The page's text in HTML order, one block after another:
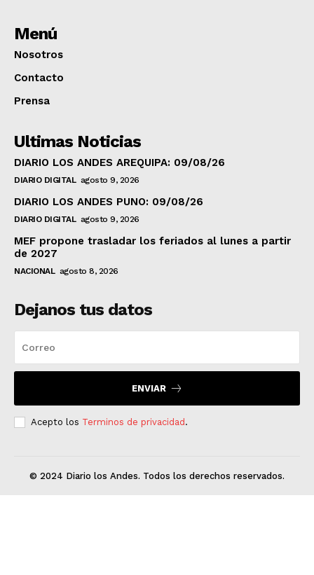
Menú
Nosotros
Contacto
Prensa
Ultimas Noticias
DIARIO LOS ANDES AREQUIPA: 09/08/26
DIARIO DIGITAL agosto 9, 2026
DIARIO LOS ANDES PUNO: 09/08/26
DIARIO DIGITAL agosto 9, 2026
MEF propone trasladar los feriados al lunes a partir
de 2027
NACIONAL agosto 8, 2026
Dejanos tus datos
ENVIAR
Acepto los Terminos de privacidad.
© 2024 Diario los Andes. Todos los derechos reservados.